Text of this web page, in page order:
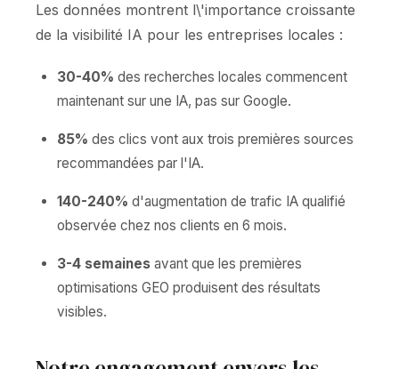
Les données montrent l\'importance croissante
de la visibilité IA pour les entreprises locales :
30-40% des recherches locales commencent
maintenant sur une IA, pas sur Google.
85% des clics vont aux trois premières sources
recommandées par l'IA.
140-240% d'augmentation de trafic IA qualifié
observée chez nos clients en 6 mois.
3-4 semaines avant que les premières
optimisations GEO produisent des résultats
visibles.